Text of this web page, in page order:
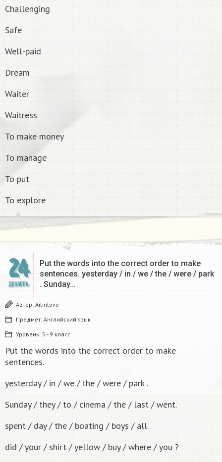
Challenging
Safe
Well-paid
Dream
Waiter
Waitress
To make money
To manage
To put
To explore
24
ДЕКАБРЬ
Put the words into the correct order to make
sentences. yesterday / in / we / the / were / park
. Sunday…
Автор: Ailinlove
Предмет: Английский язык
Уровень: 5 - 9 класс
Put the words into the correct order to make
sentences.
yesterday / in / we / the / were / park .
Sunday / they / to / cinema / the / last / went.
spent / day / the / boating / boys / all.
did / your / shirt / yellow / buy / where / you ?